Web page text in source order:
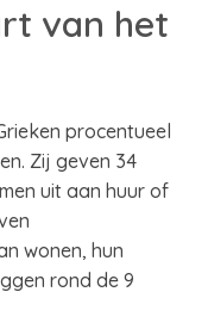
van het
procentueel
Zij geven 34
uit aan huur of
wonen, hun
rond de 9